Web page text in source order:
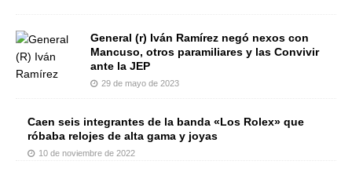
General (r) Iván Ramírez negó nexos con
Mancuso, otros paramiliares y las Convivir
ante la JEP
29 de mayo de 2023
Caen seis integrantes de la banda «Los Rolex» que
róbaba relojes de alta gama y joyas
10 de noviembre de 2022